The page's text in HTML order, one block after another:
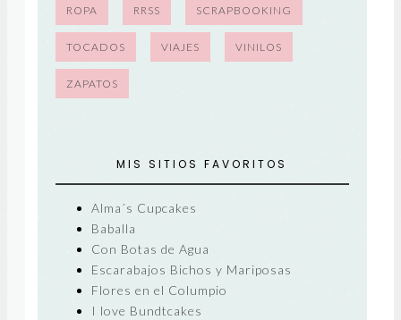
ROPA RRSS SCRAPBOOKING
TOCADOS VIAJES VINILOS
ZAPATOS
MIS SITIOS FAVORITOS
Alma´s Cupcakes
Baballa
Con Botas de Agua
Escarabajos Bichos y Mariposas
Flores en el Columpio
I love Bundtcakes